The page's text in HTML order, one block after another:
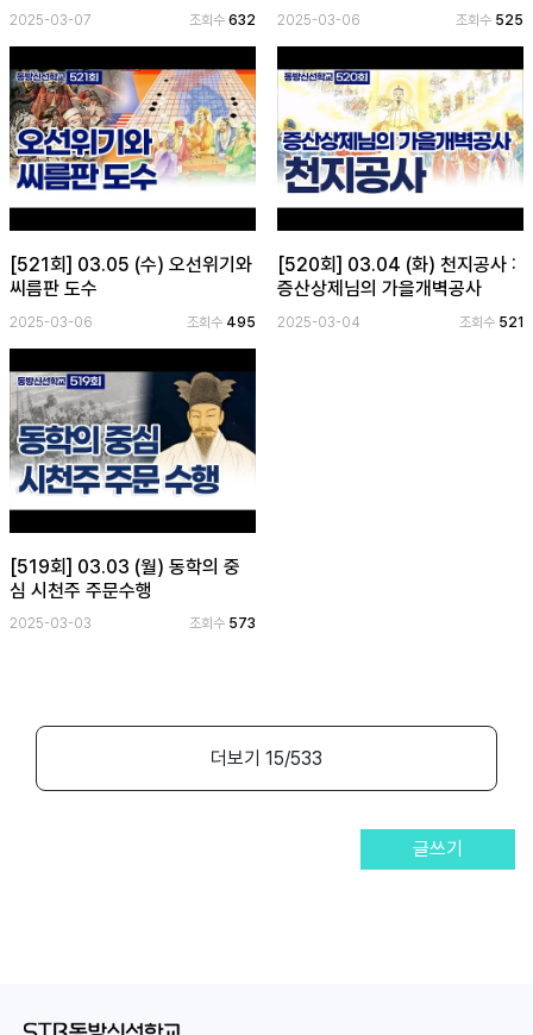
2025-03-07 조회수632 2025-03-06 조회수 525
[521회] 03.05 (수) 오선위기와
씨름판 도수
2025-03-06 조회수 495
[520회] 03.04 (화) 천지공사 :
증산상제님의 가을개벽공사
2025-03-04 조회수 521
[519회] 03.03 (월) 동학의 중
심 시천주 주문수행
2025-03-03 조회수 573
더보기 15/533
글쓰기